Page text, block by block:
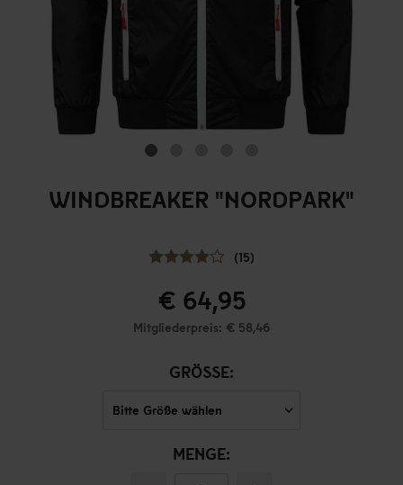
WINDBREAKER "NORDPARK"
(15)
€ 64,95
Mitgliederpreis: € 58,46
GRÖSSE:
MENGE: